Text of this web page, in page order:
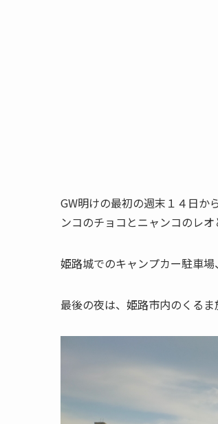
GW明けの最初の週末１４日か
ンコのチョコとニャンコのレオ
姫路城でのキャンプカー駐車
最後の夜は、姫路市内のくるま